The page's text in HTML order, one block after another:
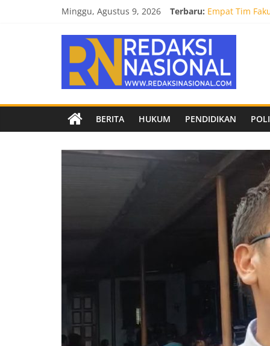
Minggu, Agustus 9, 2026 Terbaru: Empat Tim
Mahasiswa
Kendal
Redaksi
Nasional
Berita
terpercaya
netral
BERITA HUKUM PENDIDIKAN